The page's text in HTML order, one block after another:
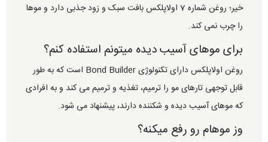
خیر؛ روغن شماره 7 اولاپلکس بافت سبک و زود جذبی دارد و موها
را چرب نمی کند.
برای موهای آسیب دیده میتونم استفاده کنم؟
روغن اولاپلکس دارای تکنولوژی Bond Builder است که به طور
قابل توجهی تارهای مو را ترمیم، تغذیه و ترمیم می کند و به افرادی
که موهای آسیب دیده و شکننده دارند، پیشنهاد می شود.
وز موهام رو رفع میکنه؟